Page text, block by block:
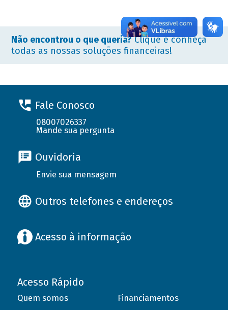
Não encontrou o que queria?Clique e conheça
todas as nossas soluções financeiras!
Fale Conosco
08007026337
Mande sua pergunta
Ouvidoria
Envie sua mensagem
Outros telefones e endereços
Acesso à informação
Acesso Rápido
Quem somos
Financiamentos